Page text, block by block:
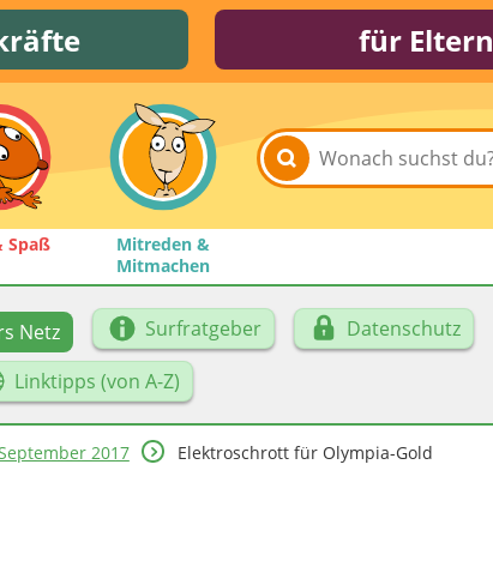
für Eltern
Spaß
Mitreden &
Mitmachen
Netz Surfratgeber
Datenschutz
Linktipps (von A-Z)
2017 Elektroschrott für Olympia-Gold